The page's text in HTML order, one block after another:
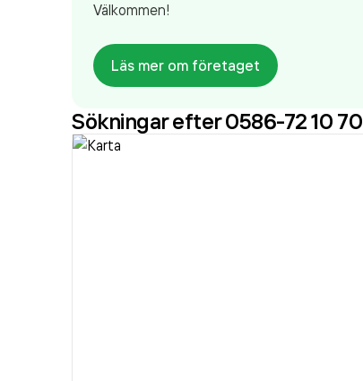
Välkommen!
Läs mer om företaget
Sökningar efter 0586-72 10 70